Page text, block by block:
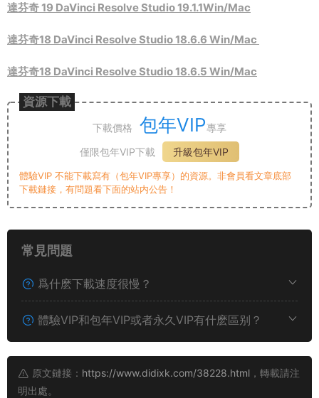
達芬奇 19 DaVinci Resolve Studio 19.1.1Win/Mac
達芬奇18 DaVinci Resolve Studio 18.6.6 Win/Mac
達芬奇18 DaVinci Resolve Studio 18.6.5 Win/Mac
資源下載
下載價格 包年VIP專享
僅限包年VIP下載
升級包年VIP
體驗VIP 不能下載寫有（包年VIP專享）的資源。非會員看文章底部
下載鏈接，有問題看下面的站内公告！
常見問題
爲什麽下載速度很慢？
體驗VIP和包年VIP或者永久VIP有什麽區别？
原文鏈接： https://www.didixk.com/38228.html ，轉載請注
明出處。